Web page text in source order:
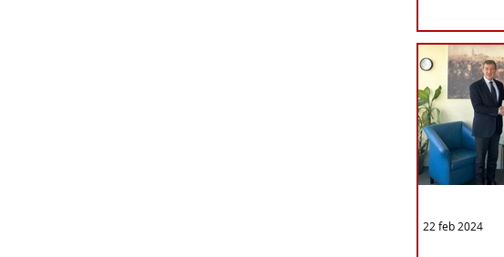
22 feb 2024